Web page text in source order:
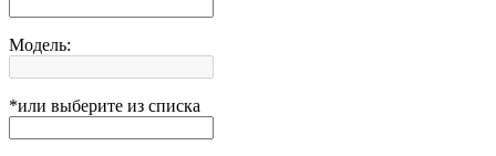
Модель:
*или выберите из списка